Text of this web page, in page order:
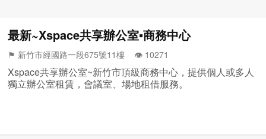
最新~Xspace共享辦公室▪商務中心
⚑ 新竹市經國路一段675號11樓 👁️‍ 10271
Xspace共享辦公室~新竹市頂級商務中心，提供個人或多人
獨立辦公室租賃，會議室、場地租借服務。